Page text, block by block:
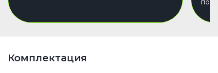
по
Комплектация